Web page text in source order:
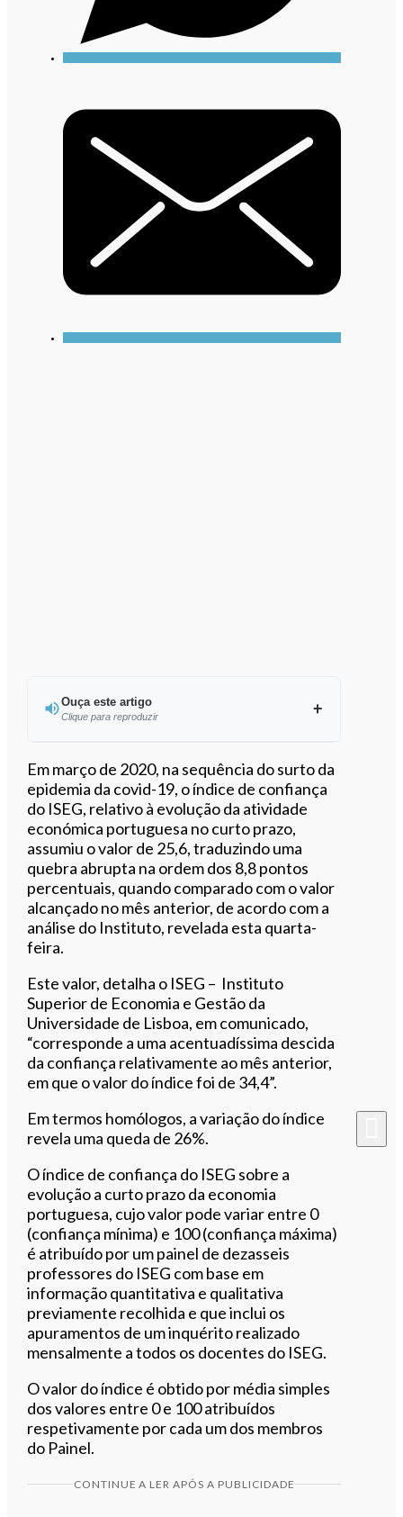
Ouça este artigo
Clique para reproduzir
Ouvir este artigo
Em março de 2020, na sequência do surto da
epidemia da covid-19, o índice de confiança
do ISEG, relativo à evolução da atividade
económica portuguesa no curto prazo,
assumiu o valor de 25,6, traduzindo uma
quebra abrupta na ordem dos 8,8 pontos
percentuais, quando comparado com o valor
alcançado no mês anterior, de acordo com a
análise do Instituto, revelada esta quarta-
feira.
Este valor, detalha o ISEG – Instituto
Superior de Economia e Gestão da
Universidade de Lisboa, em comunicado,
“corresponde a uma acentuadíssima descida
da confiança relativamente ao mês anterior,
em que o valor do índice foi de 34,4”.
Em termos homólogos, a variação do índice
revela uma queda de 26%.
O índice de confiança do ISEG sobre a
evolução a curto prazo da economia
portuguesa, cujo valor pode variar entre 0
(confiança mínima) e 100 (confiança máxima)
é atribuído por um painel de dezasseis
professores do ISEG com base em
informação quantitativa e qualitativa
previamente recolhida e que inclui os
apuramentos de um inquérito realizado
mensalmente a todos os docentes do ISEG.
O valor do índice é obtido por média simples
dos valores entre 0 e 100 atribuídos
respetivamente por cada um dos membros
do Painel.
CONTINUE A LER APÓS A PUBLICIDADE